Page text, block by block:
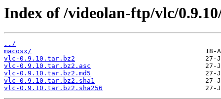
Index of /videolan-ftp/vlc/
../
macosx/
vlc-0.9.10.tar.bz2
vlc-0.9.10.tar.bz2.asc
vlc-0.9.10.tar.bz2.md5
vlc-0.9.10.tar.bz2.sha1
vlc-0.9.10.tar.bz2.sha256